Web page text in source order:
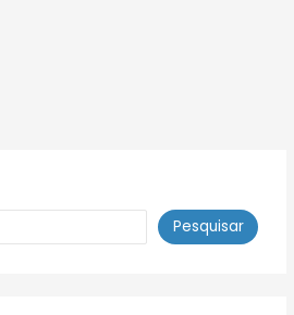
Pesquisar